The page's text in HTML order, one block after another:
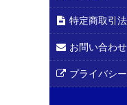
特定商取引
お問い合わせ
プライバシ